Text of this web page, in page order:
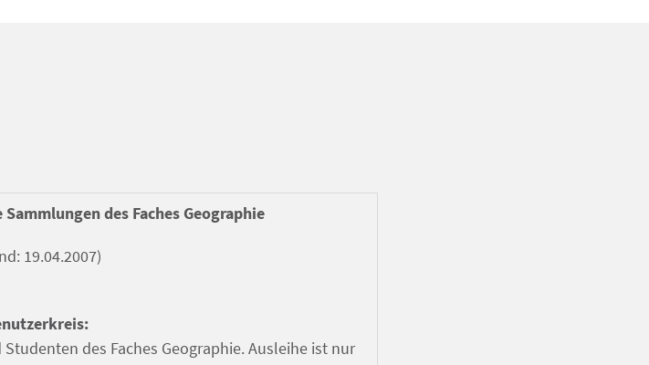
des Faches Geographie
19.04.2007)
des Faches Geographie. Ausleihe ist nur